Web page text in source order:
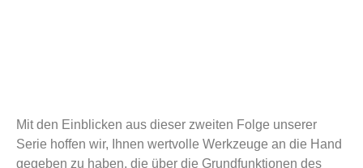
Mit den Einblicken aus dieser zweiten Folge unserer
Serie hoffen wir, Ihnen wertvolle Werkzeuge an die Hand
gegeben zu haben, die über die Grundfunktionen des